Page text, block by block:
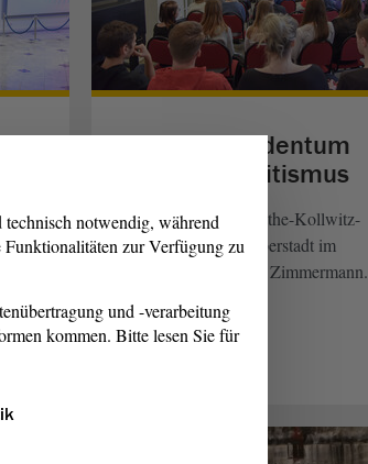
Fragen zu Judentum
und Antisemitismus
Schüler/innen am Käthe-Kollwitz-
Gymnasiums in Halberstadt im
Gespräch mit Moshe Zimmermann.
notwendig, während
Funktionalitäten zur Verfügung zu
und -verarbeitung
kommen. Bitte lesen Sie für